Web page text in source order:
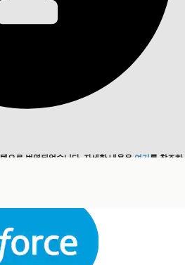
으로 번역되었습니다. 자세한 내용은 여기를 참조하